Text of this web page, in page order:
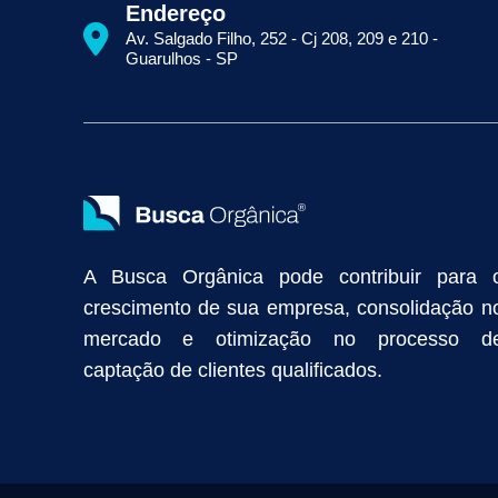
Primeira Página do Google Sem Pagar por Clique
Quais
Empresa de Prospecção B2B
Marketing Industrial Marketing
Divulgação Online
Atração de Clientes
Anunciar na Internet
Captar Clientes Criação de Site para
Endereço
Av. Salgado Filho, 252 - Cj 208, 209 e 210 -
Guarulhos - SP
A Busca Orgânica pode contribuir para
crescimento de sua empresa, consolidação
mercado e otimização no processo
captação de clientes qualificados.